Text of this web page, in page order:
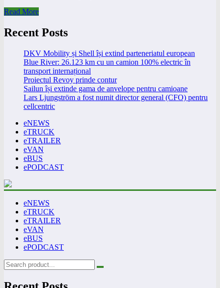
Read More
Recent Posts
DKV Mobility și Shell își extind parteneriatul european
Blue River: 26.123 km cu un camion 100% electric în
transport internațional
Proiectul Revoy prinde contur
Sailun își extinde gama de anvelope pentru camioane
Lars Ljungström a fost numit director general (CFO) pentru
cellcentric
eNEWS
eTRUCK
eTRAILER
eVAN
eBUS
ePODCAST
eNEWS
eTRUCK
eTRAILER
eVAN
eBUS
ePODCAST